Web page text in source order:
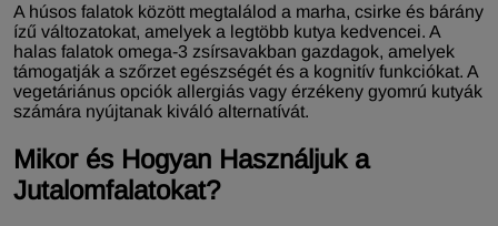
A húsos falatok között megtalálod a marha, csirke és bárány
ízű változatokat, amelyek a legtöbb kutya kedvencei. A
halas falatok omega-3 zsírsavakban gazdagok, amelyek
támogatják a szőrzet egészségét és a kognitív funkciókat. A
vegetáriánus opciók allergiás vagy érzékeny gyomrú kutyák
számára nyújtanak kiváló alternatívát.
Mikor és Hogyan Használjuk a
Jutalomfalatokat?